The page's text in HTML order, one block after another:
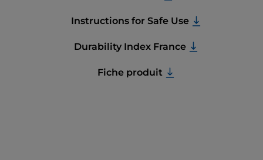
Instructions for Safe Use
Durability Index France
Fiche produit